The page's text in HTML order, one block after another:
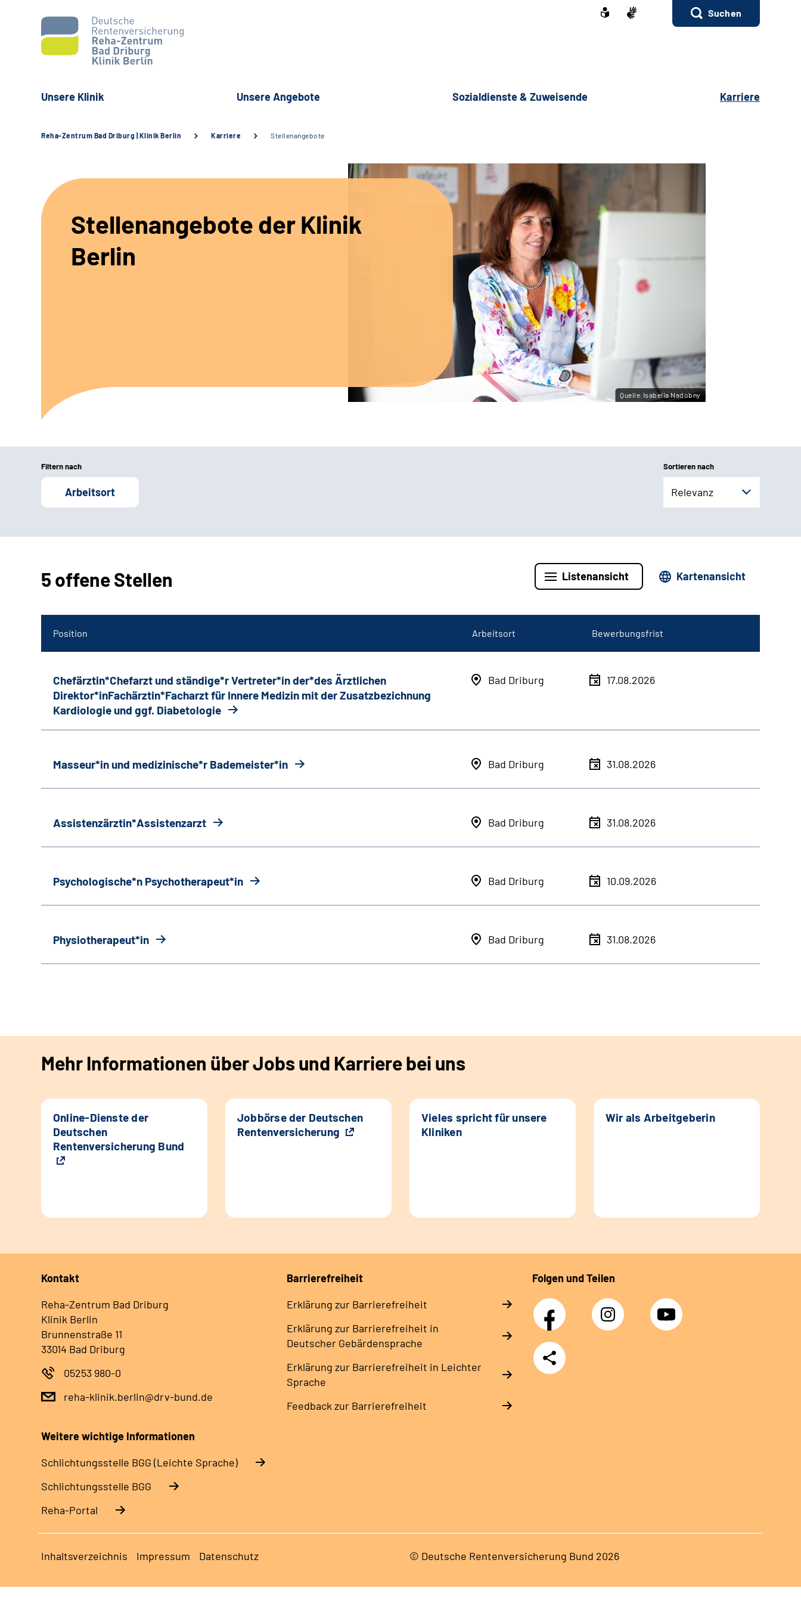
Suchen
Unsere Klinik Unsere Angebote Sozialdienste & Zuweisende Karriere
Reha-Zentrum Bad Driburg | Klinik Berlin Karriere Stellenangebote
Stellenangebote der Klinik
Berlin
Quelle:Isabella Nadobny
Filtern nach
Arbeitsort
Sortieren nach
Relevanz
5 offene Stellen Listenansicht Kartenansicht
Position Arbeitsort Bewerbungsfrist
Chefärztin*Chefarzt und ständige*r Vertreter*in der*des Ärztlichen
Direktor*inFachärztin*Facharzt für Innere Medizin mit der Zusatzbezichnung
Kardiologie und ggf. Diabetologie
Bad Driburg 17.08.2026
Masseur*in und medizinische*r Bademeister*in Bad Driburg 31.08.2026
Assistenzärztin*Assistenzarzt Bad Driburg 31.08.2026
Psychologische*n Psychotherapeut*in Bad Driburg 10.09.2026
Physiotherapeut*in Bad Driburg 31.08.2026
Mehr Informationen über Jobs und Karriere bei uns
Online-Dienste der
Deutschen
Rentenversicherung Bund
Jobbörse der Deutschen
Rentenversicherung
Vieles spricht für unsere
Kliniken
Wir als Arbeitgeberin
Kontakt
Reha-Zentrum Bad Driburg
Klinik Berlin
Brunnenstraße 11
33014 Bad Driburg
05253 980-0
reha-klinik.berlin@drv-bund.de
Barrierefreiheit
Erklärung zur Barrierefreiheit
Erklärung zur Barrierefreiheit in
Deutscher Gebärdensprache
Erklärung zur Barrierefreiheit in Leichter
Sprache
Feedback zur Barrierefreiheit
Folgen und Teilen
Facebook Instagram YouTube
Teilen
Weitere wichtige Informationen
Schlich­tungs­stel­le BGG (Leichte Sprache)
Schlich­tungs­stel­le BGG
Reha-Portal
Inhaltsverzeichnis Impressum Datenschutz © Deutsche Rentenversicherung Bund 2026